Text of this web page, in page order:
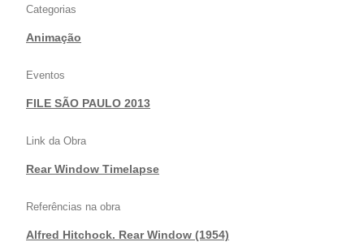
Categorias
Animação
Eventos
FILE SÃO PAULO 2013
Link da Obra
Rear Window Timelapse
Referências na obra
Alfred Hitchock. Rear Window (1954)